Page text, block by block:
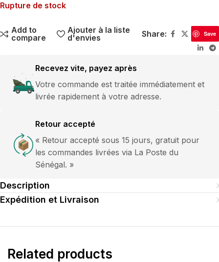
Rupture de stock
Add to
compare
Ajouter à la liste
d'envies
Share: Save
Recevez vite, payez après
Votre commande est traitée immédiatement et
livrée rapidement à votre adresse.
Retour accepté
« Retour accepté sous 15 jours, gratuit pour
les commandes livrées via La Poste du
Sénégal. »
Description
Expédition et Livraison
Related products